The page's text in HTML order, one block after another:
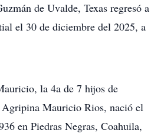
de Uvalde, Texas regresó a
el 30 de diciembre del 2025, a
la 4a de 7 hijos de
Mauricio Rios, nació el
en Piedras Negras, Coahuila,